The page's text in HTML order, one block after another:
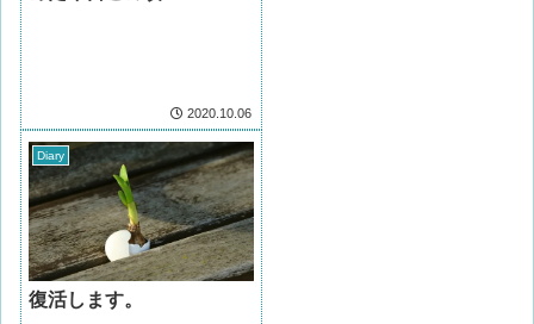
2020.10.06
Diary
復活します。